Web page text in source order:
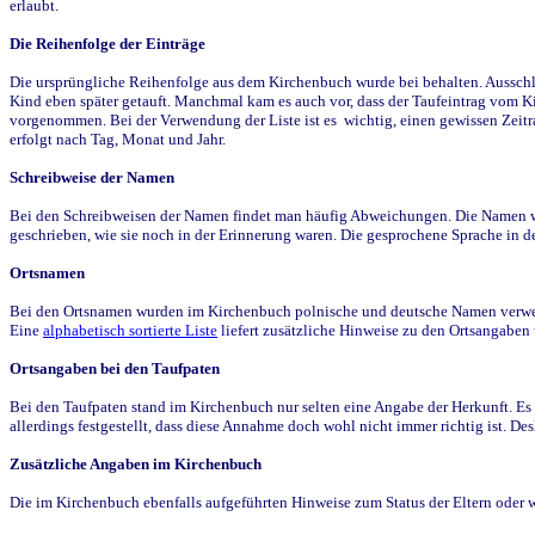
erlaubt.
Die Reihenfolge der Einträge
Die ursprüngliche Reihenfolge aus dem Kirchenbuch wurde bei behalten.
Kind eben später getauft. Manchmal kam es auch vor, dass der Taufeintrag
vorgenommen. Bei der Verwendung der Liste ist es wichtig, einen gewissen
erfolgt nach Tag, Monat und Jahr.
Schreibweise der Namen
Bei den Schreibweisen der Namen findet man häufig Abweichungen. Die
geschrieben, wie sie noch in der Erinnerung waren. Die gesprochene Sprache
Ortsnamen
Bei den Ortsnamen wurden im Kirchenbuch polnische und deutsche Namen
Eine alphabetisch sortierte Liste liefert zusätzliche Hinweise zu den
Ortsangaben bei den Taufpaten
Bei den Taufpaten stand im Kirchenbuch nur selten eine Angabe der Herkunft.
allerdings festgestellt, dass diese Annahme doch wohl nicht immer richtig ist.
Zusätzliche Angaben im Kirchenbuch
Die im Kirchenbuch ebenfalls aufgeführten Hinweise zum Status der Eltern